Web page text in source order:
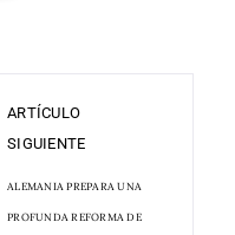
ARTÍCULO
SIGUIENTE
ALEMANIA PREPARA UNA
PROFUNDA REFORMA DE